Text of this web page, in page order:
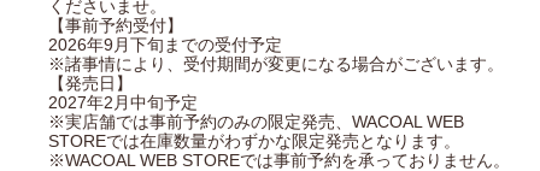
くださいませ。
【事前予約受付】
2026年9月下旬までの受付予定
※諸事情により、受付期間が変更になる場合がございます。
【発売日】
2027年2月中旬予定
※実店舗では事前予約のみの限定発売、WACOAL WEB
STOREでは在庫数量がわずかな限定発売となります。
※WACOAL WEB STOREでは事前予約を承っておりません。